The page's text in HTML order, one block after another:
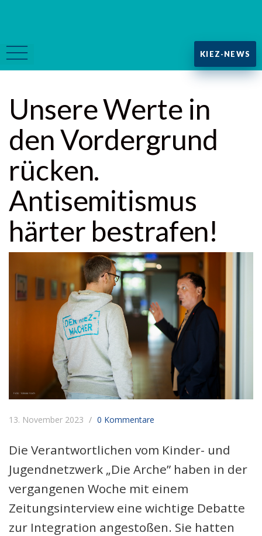
KIEZ-NEWS
Unsere Werte in
den Vordergrund
rücken.
Antisemitismus
härter bestrafen!
13. November 2023 0 Kommentare
Die Verantwortlichen vom Kinder- und
Jugendnetzwerk „Die Arche” haben in der
vergangenen Woche mit einem
Zeitungsinterview eine wichtige Debatte
zur Integration angestoßen. Sie hatten